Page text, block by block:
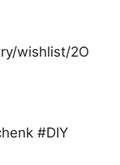
wishlist/2O
#DIY